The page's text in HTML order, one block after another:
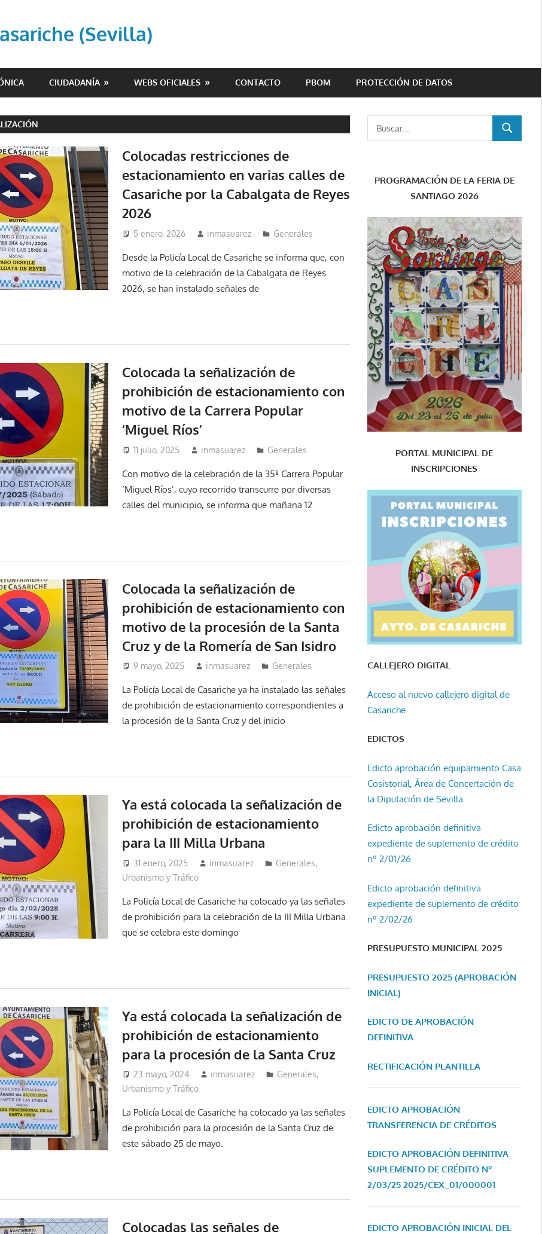
(Sevilla)
CIUDADANÍA WEBS OFICIALES CONTACTO PBOM PROTECCIÓN DE DATOS
Colocadas restricciones de
estacionamiento en varias calles de
Casariche por la Cabalgata de Reyes
2026
5 enero, 2026 inmasuarez Generales
Desde la Policía Local de Casariche se informa que, con
motivo de la celebración de la Cabalgata de Reyes
2026, se han instalado señales de
Colocada la señalización de
prohibición de estacionamiento con
motivo de la Carrera Popular
‘Miguel Ríos’
11 julio, 2025 inmasuarez Generales
Con motivo de la celebración de la 35ª Carrera Popular
‘Miguel Ríos’, cuyo recorrido transcurre por diversas
calles del municipio, se informa que mañana 12
Colocada la señalización de
prohibición de estacionamiento con
motivo de la procesión de la Santa
Cruz y de la Romería de San Isidro
9 mayo, 2025 inmasuarez Generales
La Policía Local de Casariche ya ha instalado las señales
de prohibición de estacionamiento correspondientes a
la procesión de la Santa Cruz y del inicio
Ya está colocada la señalización de
prohibición de estacionamiento
para la III Milla Urbana
31 enero, 2025 inmasuarez Generales,
Urbanismo y Tráfico
La Policía Local de Casariche ha colocado ya las señales
de prohibición para la celebración de la III Milla Urbana
que se celebra este domingo
Ya está colocada la señalización de
prohibición de estacionamiento
para la procesión de la Santa Cruz
23 mayo, 2024 inmasuarez Generales,
Urbanismo y Tráfico
La Policía Local de Casariche ha colocado ya las señales
de prohibición para la procesión de la Santa Cruz de
este sábado 25 de mayo.
Colocadas las señales de
BUSCAR
PROGRAMACIÓN DE LA FERIA DE
SANTIAGO 2026
PORTAL MUNICIPAL DE
INSCRIPCIONES
CALLEJERO DIGITAL
Acceso al nuevo callejero digital de
Casariche
EDICTOS
Edicto aprobación equipamiento Casa
Cosistorial, Área de Concertación de
la Diputación de Sevilla
Edicto aprobación definitiva
expediente de suplemento de crédito
nº 2/01/26
Edicto aprobación definitiva
expediente de suplemento de crédito
nº 2/02/26
PRESUPUESTO MUNICIPAL 2025
PRESUPUESTO 2025 (APROBACIÓN
INICIAL)
EDICTO DE APROBACIÓN
DEFINITIVA
RECTIFICACIÓN PLANTILLA
EDICTO APROBACIÓN
TRANSFERENCIA DE CRÉDITOS
EDICTO APROBACIÓN DEFINITIVA
SUPLEMENTO DE CRÉDITO Nº
2/03/25 2025/CEX_01/000001
EDICTO APROBACIÓN INICIAL DEL